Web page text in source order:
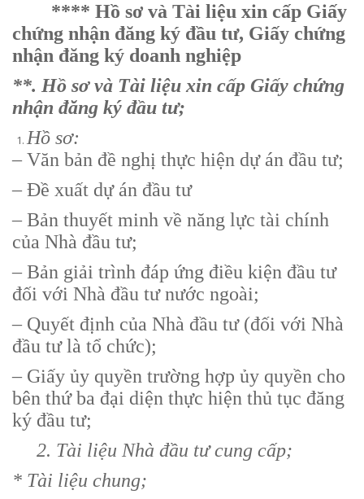
**** Hồ sơ và Tài liệu xin cấp Giấy
chứng nhận đăng ký đầu tư, Giấy chứng
nhận đăng ký doanh nghiệp
**. Hồ sơ và Tài liệu xin cấp Giấy chứng
nhận đăng ký đầu tư;
Hồ sơ:
– Văn bản đề nghị thực hiện dự án đầu tư;
– Đề xuất dự án đầu tư
– Bản thuyết minh về năng lực tài chính
của Nhà đầu tư;
– Bản giải trình đáp ứng điều kiện đầu tư
đối với Nhà đầu tư nước ngoài;
– Quyết định của Nhà đầu tư (đối với Nhà
đầu tư là tổ chức);
– Giấy ủy quyền trường hợp ủy quyền cho
bên thứ ba đại diện thực hiện thủ tục đăng
ký đầu tư;
2. Tài liệu Nhà đầu tư cung cấp;
* Tài liệu chung;